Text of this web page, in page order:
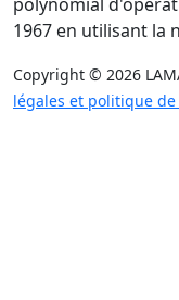
1967 en utilisant la
Copyright © 2026
légales et politique